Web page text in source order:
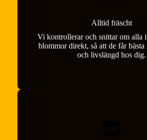
Alltid fräscht
Vi kontrollerar och snittar om alla
blommor direkt, så att de får
och livslängd hos dig.